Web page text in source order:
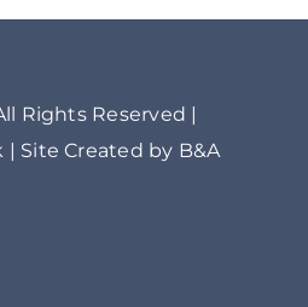
Rights Reserved |
Site Created by B&A